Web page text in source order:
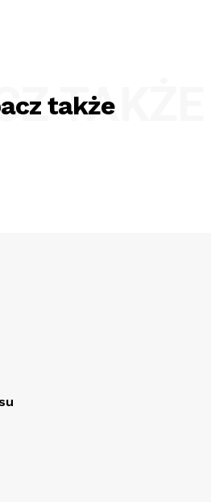
także
TAKŻE